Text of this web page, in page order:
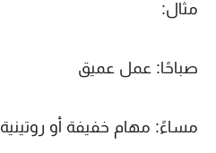
مثال:
صباحًا: عمل عميق
مساءً: مهام خفيفة أو روتينية